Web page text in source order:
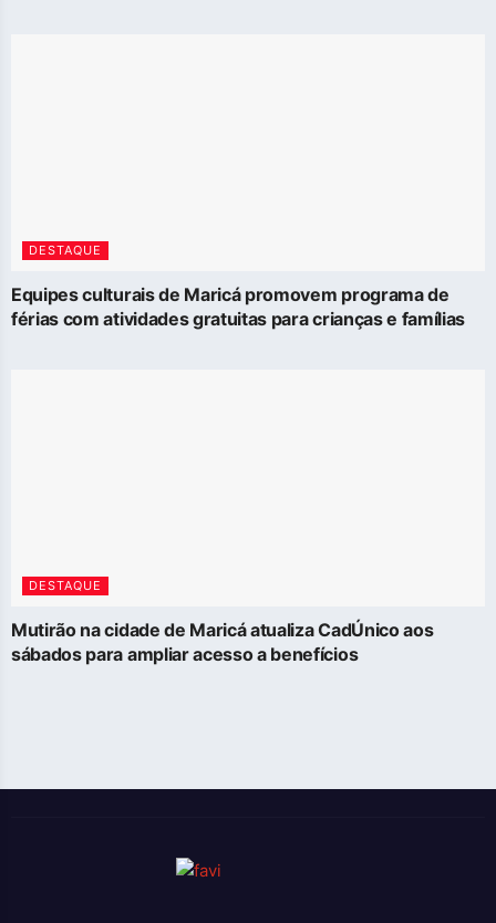
DESTAQUE
Equipes culturais de Maricá promovem programa de
férias com atividades gratuitas para crianças e famílias
DESTAQUE
Mutirão na cidade de Maricá atualiza CadÚnico aos
sábados para ampliar acesso a benefícios